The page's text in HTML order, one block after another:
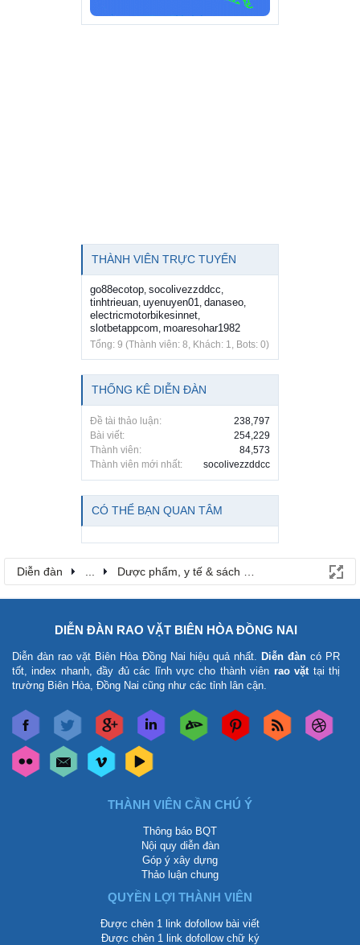
THÀNH VIÊN TRỰC TUYẾN
go88ecotop socolivezzddcc
tinhtrieuan uyenuyen01 danaseo
electricmotorbikesinnet
slotbetappcom moaresohar1982
Tổng: 9 (Thành viên: 8, Khách: 1, Bots: 0)
THỐNG KÊ DIỄN ĐÀN
Đề tài thảo luận:
238,797
Bài viết:
254,229
Thành viên:
84,573
Thành viên mới nhất:
socolivezzddcc
CÓ THỂ BẠN QUAN TÂM
Diễn đàn Dược phẩm, y tế & sách báo
DIỄN ĐÀN RAO VẶT BIÊN HÒA ĐỒNG NAI
Diễn đàn rao vặt Biên Hòa Đồng Nai hiệu quả nhất. Diễn đàn có PR
tốt, index nhanh, đầy đủ các lĩnh vực cho thành viên rao vặt tại thị
trường Biên Hòa, Đồng Nai cũng như các tỉnh lân cận.
THÀNH VIÊN CẦN CHÚ Ý
Thông báo BQT
Nội quy diễn đàn
Góp ý xây dựng
Thảo luận chung
QUYỀN LỢI THÀNH VIÊN
Được chèn 1 link dofollow bài viết
Được chèn 1 link dofollow chữ ký